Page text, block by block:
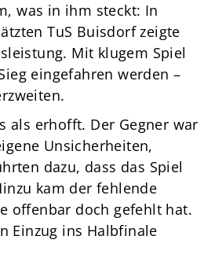
was in ihm steckt: In
TuS Buisdorf zeigte
Mit klugem Spiel
eingefahren werden –
als erhofft. Der Gegner war
Unsicherheiten,
dazu, dass das Spiel
kam der fehlende
offenbar doch gefehlt hat.
Einzug ins Halbfinale